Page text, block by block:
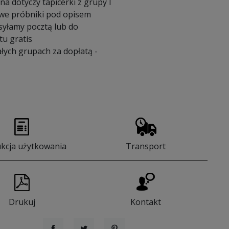
próbniki pod opisem
pocztą lub do
gratis
grupach za dopłatą -
użytkowania Transport
Drukuj Kontakt